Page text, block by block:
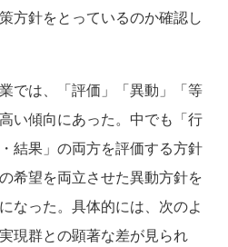
方針をとっているのか確認し
では、「評価」「異動」「等
い傾向にあった。中でも「行
結果」の両方を評価する方針
希望を両立させた異動方針を
なった。具体的には、次のよ
現群との顕著な差が見られ